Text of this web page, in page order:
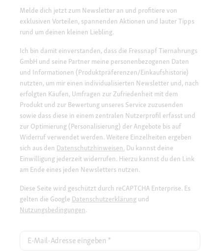
Melde dich jetzt zum Newsletter an und profitiere von
exklusiven Vorteilen, spannenden Aktionen und lauter Tipps
rund um deinen kleinen Liebling.
Ich bin damit einverstanden, dass die Fressnapf Tiernahrungs
GmbH und seine Partner meine personenbezogenen Daten
und Informationen (Produktpräferenzen/Einkaufshistorie)
nutzten, um mir einen individualisierten Newsletter und, nach
erfolgten Käufen, Umfragen zur Zufriedenheit mit dem
Produkt und zur Bewertung unseres Service zuzusenden
sowie dass diese in einem zentralen Nutzerprofil erfasst und
zur Optimierung (Personalisierung) der Angebote bis auf
Widerruf verwendet werden. Weitere Einzelheiten ergeben
sich aus den Datenschutzhinweisen. Du kannst deine
Einwilligung jederzeit widerrufen. Hierzu kannst du den Link
am Ende eines jeden Newsletters nutzen.
Diese Seite wird geschützt durch reCAPTCHA Enterprise. Es
gelten die Google Datenschutzerklärung und
Nutzungsbedingungen.
E-Mail-Adresse eingeben *